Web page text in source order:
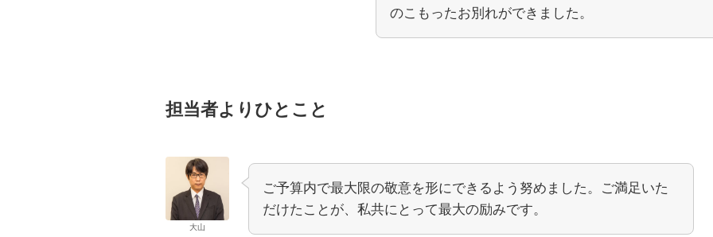
のこもったお別れができました。
担当者よりひとこと
大山
ご予算内で最大限の敬意を形にできるよう努めました。ご満足いた
だけたことが、私共にとって最大の励みです。